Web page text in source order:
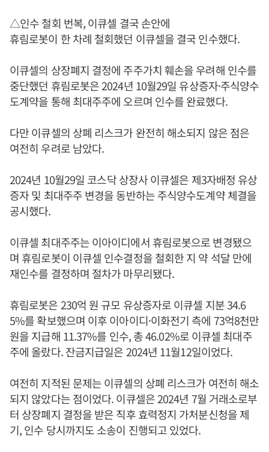
△인수 철회 번복, 이큐셀 결국 손안에
휴림로봇이 한 차례 철회했던 이큐셀을 결국 인수했다.
이큐셀의 상장폐지 결정에 주주가치 훼손을 우려해 인수를
중단했던 휴림로봇은 2024년 10월29일 유상증자·주식양수
도계약을 통해 최대주주에 오르며 인수를 완료했다.
다만 이큐셀의 상폐 리스크가 완전히 해소되지 않은 점은
여전히 우려로 남았다.
2024년 10월29일 코스닥 상장사 이큐셀은 제3자배정 유상
증자 및 최대주주 변경을 동반하는 주식양수도계약 체결을
공시했다.
이큐셀 최대주주는 이아이디에서 휴림로봇으로 변경됐으
며 휴림로봇이 이큐셀 인수결정을 철회한 지 약 석달 만에
재인수를 결정하며 절차가 마무리됐다.
휴림로봇은 230억 원 규모 유상증자로 이큐셀 지분 34.6
5%를 확보했으며 이후 이아이디·이화전기 측에 73억8천만
원을 지급해 11.37%를 인수, 총 46.02%로 이큐셀 최대주
주에 올랐다. 잔금지급일은 2024년 11월12일이었다.
여전히 지적된 문제는 이큐셀의 상폐 리스크가 여전히 해소
되지 않았다는 점이었다. 이큐셀은 2024년 7월 거래소로부
터 상장폐지 결정을 받은 직후 효력정지 가처분신청을 제
기, 인수 당시까지도 소송이 진행되고 있었다.